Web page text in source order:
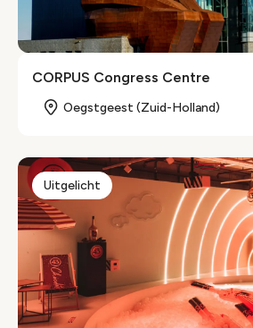
CORPUS Congress Centre
Oegstgeest (Zuid-Holland)
Uitgelicht